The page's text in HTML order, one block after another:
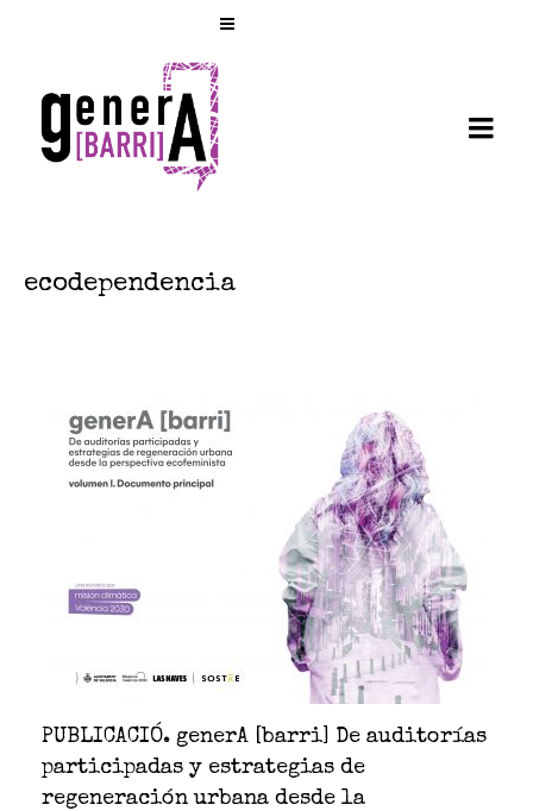
ecodependencia
PUBLICACIÓ. generA [barri] De auditorías
participadas y estrategias de
regeneración urbana desde la